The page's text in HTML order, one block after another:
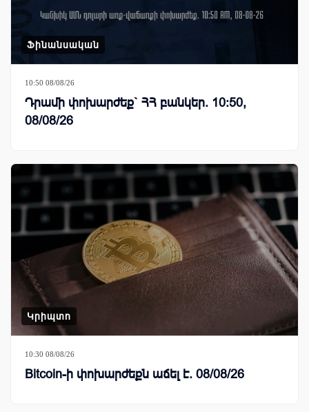
Ֆինանսական
10:50 08/08/26
Դրամի փոխարժեք` ՀՀ բանկեր. 10:50,
08/08/26
Կրիպտո
10:30 08/08/26
Bitcoin-ի փոխարժեքն աճել է. 08/08/26